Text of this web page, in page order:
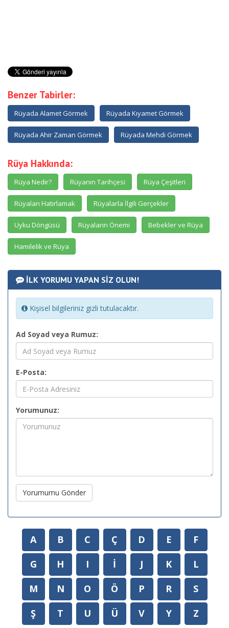
Benzer Tabirler:
Rüyada Alamet Görmek Rüyada Kıyamet Görmek
Rüyada Ahir Zaman Görmek Rüyada Mehdi Görmek
Rüya Hakkında:
Rüya Nedir? Rüyanın Tarihçesi Rüya Çeşitleri
Rüyaları Hatırlamak Rüyalarla İlgili Gerçekler
Uyku Döngüsü Rüyaların Önemi Bebekler ve Rüya
Hamilelik ve Rüya
İLK YORUMU YAPAN SİZ OLUN!
Kişisel bilgileriniz gizli tutulacaktır.
Ad Soyad veya Rumuz:
E-Posta:
Yorumunuz:
Yorumumu Gönder
A B C Ç D E
F
G
H I İ J K
L
M
N O Ö P R
S
Ş
T U Ü V Y Z